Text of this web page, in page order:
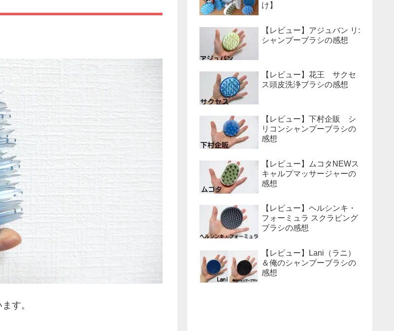
す。
け】
【レビュー】アジュバン リ:
シャンプーブラシの感想
【レビュー】花王 サクセ
ス頭皮洗浄ブラシの感想
【レビュー】下村企販 シ
リコンシャンプーブラシの
感想
【レビュー】ムコタNEWス
キャルプマッサージャーの
感想
【レビュー】ヘルシンキ・
フォーミュラ スクラビング
ブラシの感想
【レビュー】Lani（ラニ）
＆俺のシャンプーブラシの
感想